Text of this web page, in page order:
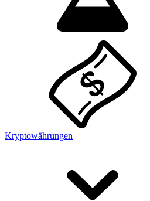
Kryptowährungen